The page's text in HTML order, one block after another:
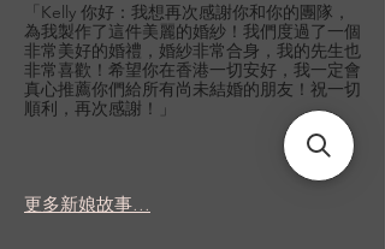
「Kelly 你好：我想再次感謝你和你的團隊，
為我製作了這件美麗的婚紗！我們度過了一個
非常美好的婚禮，婚紗非常合身，我的先生也
非常喜歡！希望你在香港一切安好，我一定會
真心推薦你們給所有尚未結婚的朋友！祝一切
順利，再次感謝！」
更多新娘故事...